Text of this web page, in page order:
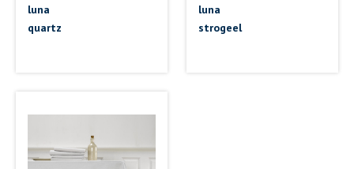
luna
quartz
luna
strogeel